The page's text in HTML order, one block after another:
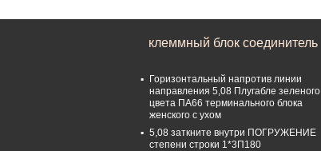
клеммный блок соединитель
Горизонтальный напротив линии
направления 5,08 Плугабле зеленого
цвета ПА66 терминального блока
женского с ухом
5,08 заткните внутри ПОГРУЖЕНИЕ
степени строки 1*3П180